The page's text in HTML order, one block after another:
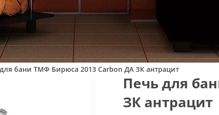
бани ТМФ Бирюса 2013 Carbon ДА ЗК антрацит
Печь для
ЗК антрацит